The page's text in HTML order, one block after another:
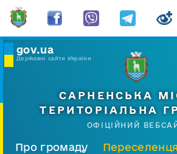
gov.ua
Державні сайти України
САРНЕНСЬКА
ТЕРИТОРІАЛЬНА
ОФІЦІЙНИЙ
Про громаду